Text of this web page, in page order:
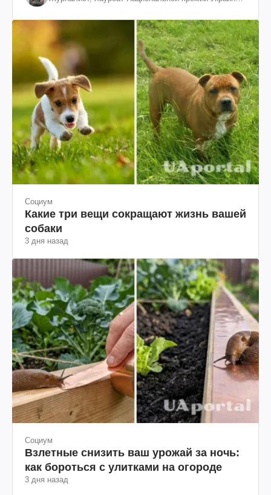
Социум
Какие три вещи сокращают жизнь вашей
собаки
3 дня назад
Социум
Взлетные снизить ваш урожай за ночь:
как бороться с улитками на огороде
3 дня назад